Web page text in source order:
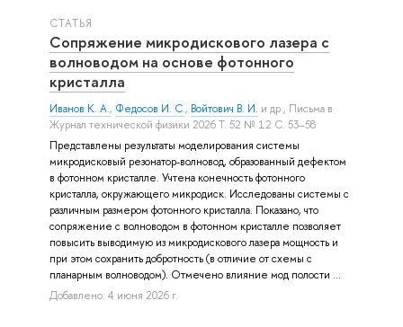
СТАТЬЯ
Сопряжение микродискового лазера с
волноводом на основе фотонного
кристалла
Иванов К. А., Федосов И. С., Войтович В. И. и др., Письма в
Журнал технической физики 2026 Т. 52 № 12 С. 53–58
Представлены результаты моделирования системы
микродисковый резонатор-волновод, образованный дефектом
в фотонном кристалле. Учтена конечность фотонного
кристалла, окружающего микродиск. Исследованы системы с
различным размером фотонного кристалла. Показано, что
сопряжение с волноводом в фотонном кристалле позволяет
повысить выводимую из микродискового лазера мощность и
при этом сохранить добротность (в отличие от схемы с
планарным волноводом). Отмечено влияние мод полости ...
Добавлено: 4 июня 2026 г.